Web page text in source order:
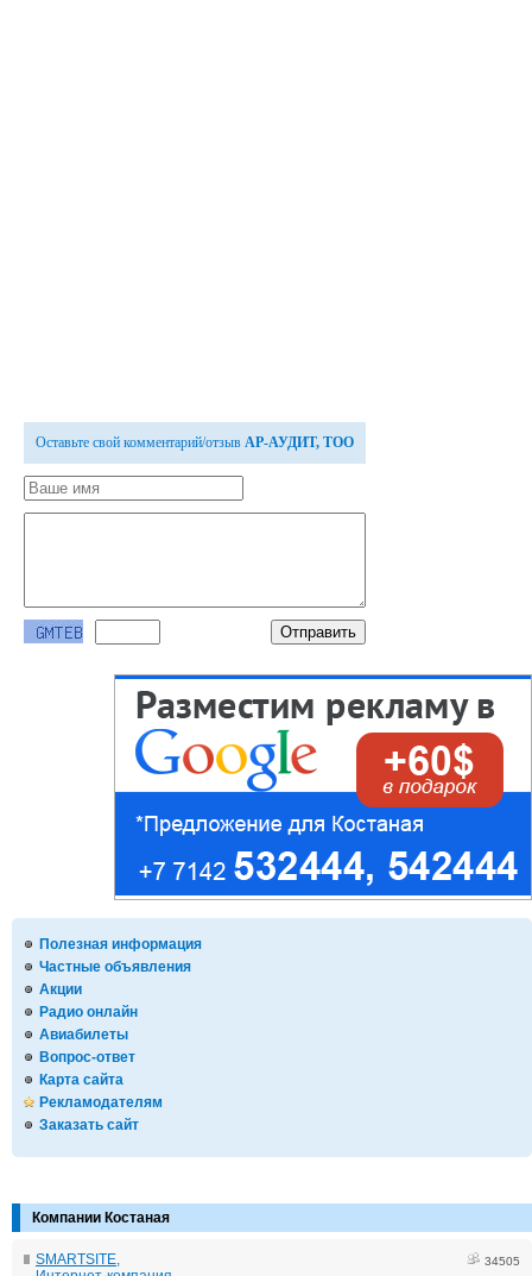
Полезная информация
Частные объявления
Акции
Радио онлайн
Авиабилеты
Вопрос-ответ
Карта сайта
Рекламодателям
Заказать сайт
Компании Костаная
SMARTSITE,
34505
Оставьте свой комментарий/отзыв АР-АУДИТ, ТОО